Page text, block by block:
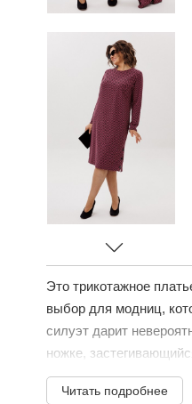
Это трикотажное
выбор для модниц,
силуэт дарит
ножке,
Читать подробнее